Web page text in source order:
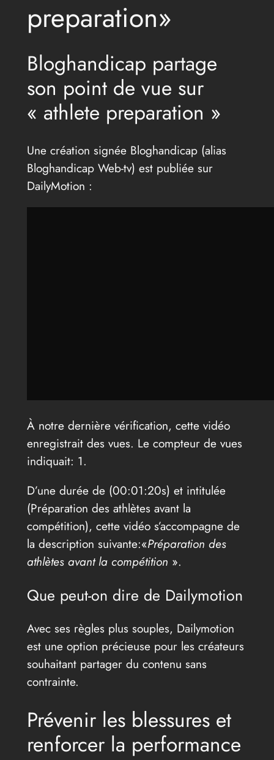
preparation»
Bloghandicap partage
son point de vue sur
« athlete preparation »
Une création signée Bloghandicap (alias
Bloghandicap Web-tv) est publiée sur
DailyMotion :
À notre dernière vérification, cette vidéo
enregistrait des vues. Le compteur de vues
indiquait: 1.
D’une durée de (00:01:20s) et intitulée
(Préparation des athlètes avant la
compétition), cette vidéo s’accompagne de
la description suivante:«Préparation des
athlètes avant la compétition ».
Que peut-on dire de Dailymotion
Avec ses règles plus souples, Dailymotion
est une option précieuse pour les créateurs
souhaitant partager du contenu sans
contrainte.
Prévenir les blessures et
renforcer la performance